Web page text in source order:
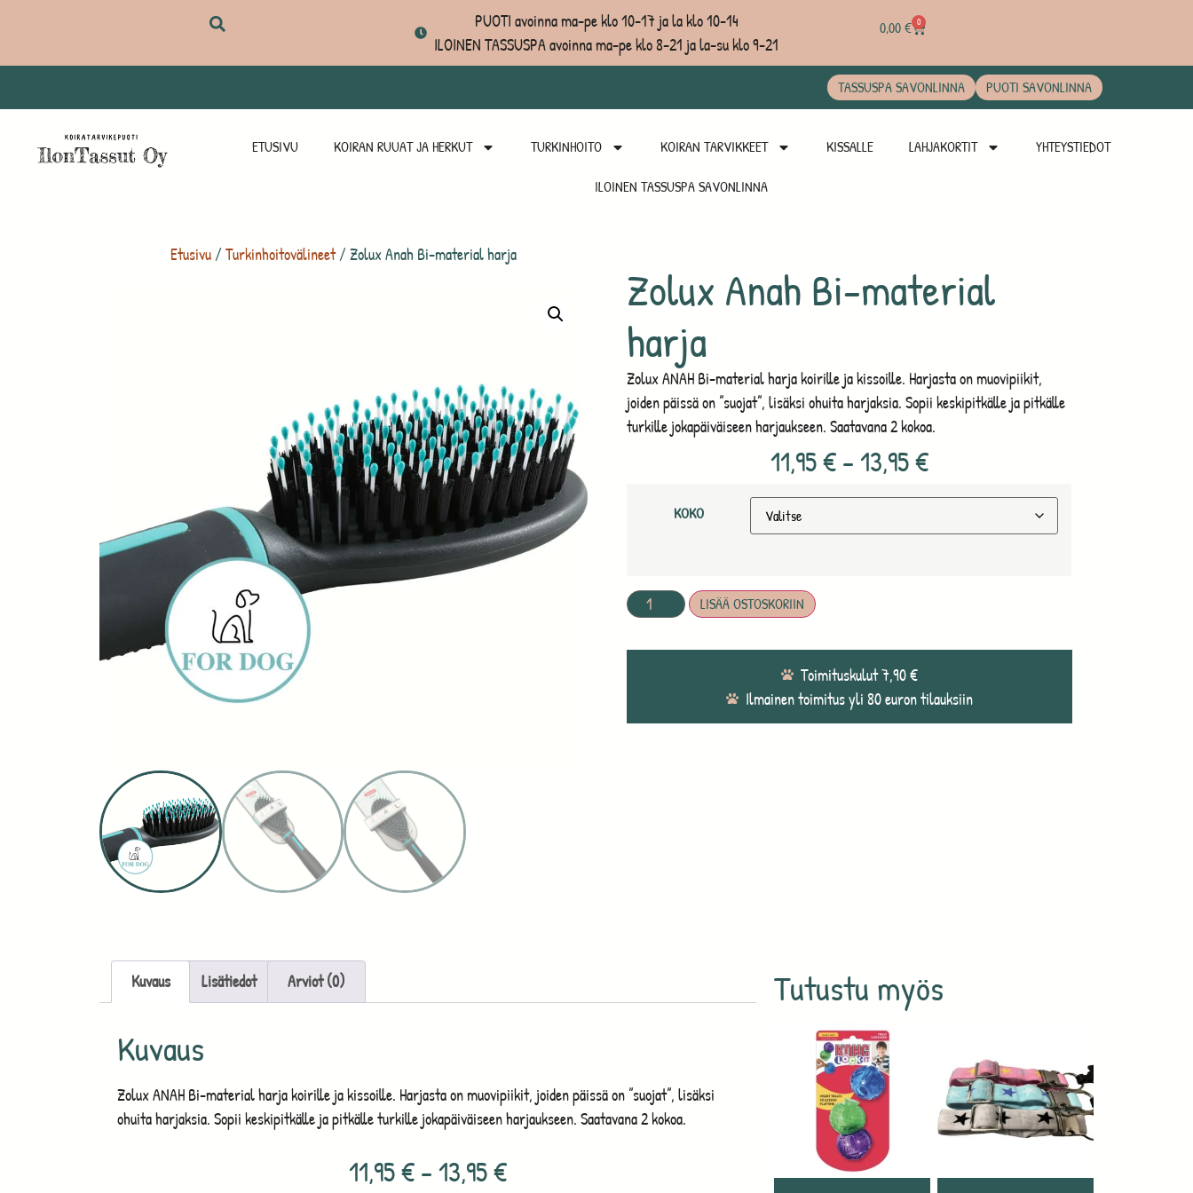
PUOTI avoinna ma-pe klo 10-17 ja la klo 10-14
ILOINEN TASSUSPA avoinna ma-pe klo 8-21 ja la-su klo 9-21
0,00€ 0
TASSUSPA SAVONLINNA PUOTI SAVONLINNA
ETUSIVU KOIRAN RUUAT JA HERKUT TURKINHOITO KOIRAN TARVIKKEET KISSALLE LAHJAKORTIT YHTEYSTIEDOT
ILOINEN TASSUSPA SAVONLINNA
Etusivu/Turkinhoitovälineet/ Zolux Anah Bi-material harja
Zolux Anah Bi-material
harja
Zolux ANAH Bi-material harja koirille ja kissoille. Harjasta on muovipiikit,
joiden päissä on ”suojat”, lisäksi ohuita harjaksia. Sopii keskipitkälle ja pitkälle
turkille jokapäiväiseen harjaukseen. Saatavana 2 kokoa.
11,95€– 13,95€
KOKO
LISÄÄ OSTOSKORIIN
Toimituskulut 7,90 €
Ilmainen toimitus yli 80 euron tilauksiin
Tutustu myös
Kuvaus Lisätiedot Arviot (0)
Kuvaus
Zolux ANAH Bi-material harja koirille ja kissoille. Harjasta on muovipiikit, joiden päissä on ”suojat”, lisäksi
ohuita harjaksia. Sopii keskipitkälle ja pitkälle turkille jokapäiväiseen harjaukseen. Saatavana 2 kokoa.
11,95€– 13,95€